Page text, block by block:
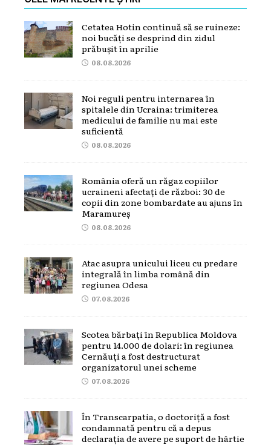
Cetatea Hotin continuă să se ruineze:
noi bucăți se desprind din zidul
prăbușit în aprilie
08.08.2026
Noi reguli pentru internarea în
spitalele din Ucraina: trimiterea
medicului de familie nu mai este
suficientă
08.08.2026
România oferă un răgaz copiilor
ucraineni afectați de război: 30 de
copii din zone bombardate au ajuns în
Maramureș
08.08.2026
Atac asupra unicului liceu cu predare
integrală în limba română din
regiunea Odesa
07.08.2026
Scotea bărbați în Republica Moldova
pentru 14.000 de dolari: în regiunea
Cernăuți a fost destructurat
organizatorul unei scheme
07.08.2026
În Transcarpatia, o doctoriță a fost
condamnată pentru că a depus
declarația de avere pe suport de hârtie